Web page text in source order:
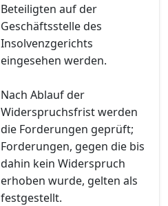
Beteiligten auf der
Geschäftsstelle des
Insolvenzgerichts
eingesehen werden.
Nach Ablauf der
Widerspruchsfrist werden
die Forderungen geprüft;
Forderungen, gegen die bis
dahin kein Widerspruch
erhoben wurde, gelten als
festgestellt.